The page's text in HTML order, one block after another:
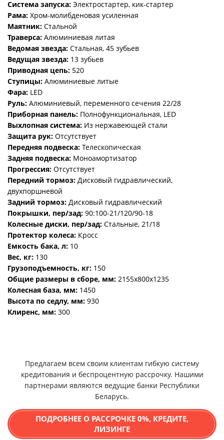
Система запуска: Электростартер, кик-стартер
Рама: Хром-молибденовая усиленная
Маятник: Стальной
Траверса: Алюминиевая литая
Ведомая звезда: Стальная, 45 зубьев
Ведущая звезда: 13 зубьев
Приводная цепь: 520
Ступицы: Алюминиевые литые
Фара: LED
Руль: Алюминиевый, переменного сечения 22/28
Приборная панель: Полнофункциональная, LED
Выхлопная система: Из нержавеющей стали
Защита рук: Отсутствует
Передняя подвеска: Телескопическая
Задняя подвеска: Моноамортизатор
Прогрессия: Отсутствует
Передний тормоз: Дисковый гидравлический,
двухпоршневой
Задний тормоз: Дисковый гидравлический
Покрышки, пер/зад: 90:100-21/120/90-18
Колесные диски, пер/зад: Стальные, 21/18
Протектор колеса: Кросс
Емкость бака, л: 10
Вес, кг: 130
Грузоподъемность, кг: 150
Общие размеры в сборе, мм: 2155х800х1235
Колесная база, мм: 1450
Высота по седлу, мм: 930
Клиренс, мм: 300
Предлагаем всем своим клиентам гибкую систему
кредитования и беспроцентную рассрочку. Нашими
партнерами являются ведущие банки Республики
Беларусь.
ПОДРОБНЕЕ О РАССРОЧКЕ 0%, КРЕДИТЕ,
ЛИЗИНГЕ